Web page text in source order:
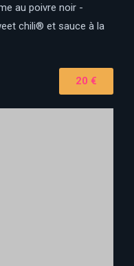
au poivre noir -
chili® et sauce à la
20 €